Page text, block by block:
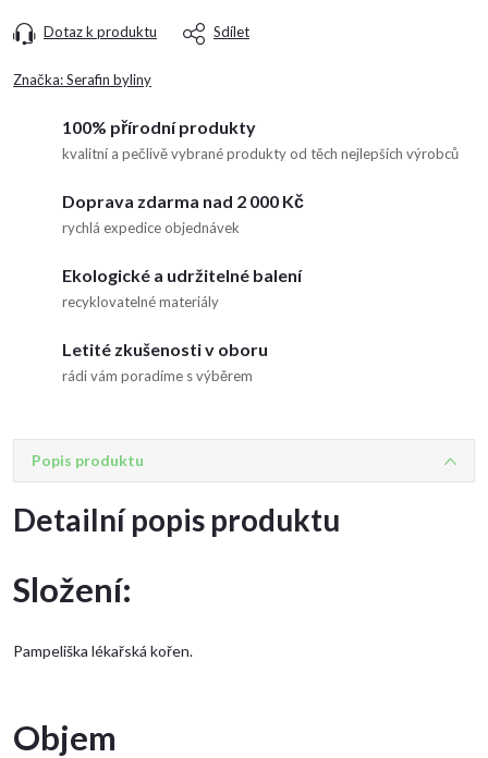
Dotaz k produktu Sdílet
Značka:Serafin byliny
100% přírodní produkty
kvalitní a pečlivě vybrané produkty od těch nejlepších výrobců
Doprava zdarma nad 2 000 Kč
rychlá expedice objednávek
Ekologické a udržitelné balení
recyklovatelné materiály
Letité zkušenosti v oboru
rádi vám poradíme s výběrem
Popis produktu
Detailní popis produktu
Složení:
Pampeliška lékařská kořen.
Objem